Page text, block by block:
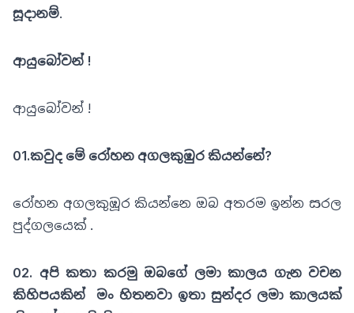
සූදානම්.
ආයුබෝවන් !
ආයුබෝවන් !
01.කවුද මේ රෝහන අගලකුඹුර කියන්නේ?
රෝහන අගලකුඹූර කියන්නෙ ඔබ අතරම ඉන්න සරල
පුද්ගලයෙක් .
02. අපි කතා කරමු ඔබගේ ලමා කාලය ගැන වචන
කිහිපයකින් මං හිතනවා ඉතා සුන්දර ලමා කාලයක්